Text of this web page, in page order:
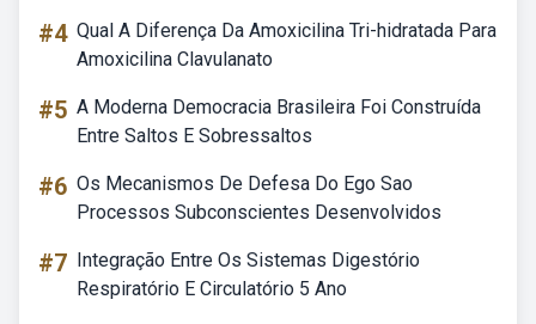
#4 Qual A Diferença Da Amoxicilina Tri-hidratada Para
Amoxicilina Clavulanato
#5 A Moderna Democracia Brasileira Foi Construída
Entre Saltos E Sobressaltos
#6 Os Mecanismos De Defesa Do Ego Sao
Processos Subconscientes Desenvolvidos
#7 Integração Entre Os Sistemas Digestório
Respiratório E Circulatório 5 Ano